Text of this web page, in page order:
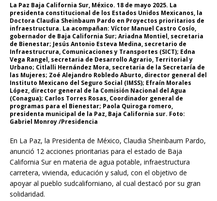
La Paz Baja California Sur, México. 18 de mayo 2025. La
presidenta constitucional de los Estados Unidos Mexicanos, la
Doctora Claudia Sheinbaum Pardo en Proyectos prioritarios de
infraestructura. La acompañan: Víctor Manuel Castro Cosío,
gobernador de Baja California Sur; Ariadna Montiel, secretaria
de Bienestar; Jesús Antonio Esteva Medina, secretario de
Infraestrucrura, Comunicaciones y Transportes (SICT); Edna
Vega Rangel, secretaria de Desarrollo Agrario, Territorial y
Urbano; Citlalli Hernández Mora, secretaria de la Secretaría de
las Mujeres; Zoé Alejandro Robledo Aburto, director general del
Instituto Mexicano del Seguro Social (IMSS); Efraín Morales
López, director general de la Comisión Nacional del Agua
(Conagua); Carlos Torres Rosas, Coordinador general de
programas para el Bienestar; Paola Quiroga romero,
presidenta municipal de la Paz, Baja California sur. Foto:
Gabriel Monroy /Presidencia
En La Paz, la Presidenta de México, Claudia Sheinbaum Pardo,
anunció 12 acciones prioritarias para el estado de Baja
California Sur en materia de agua potable, infraestructura
carretera, vivienda, educación y salud, con el objetivo de
apoyar al pueblo sudcaliforniano, al cual destacó por su gran
solidaridad.